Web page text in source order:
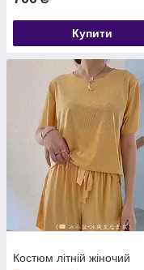
Купити
Костюм літній жіночий